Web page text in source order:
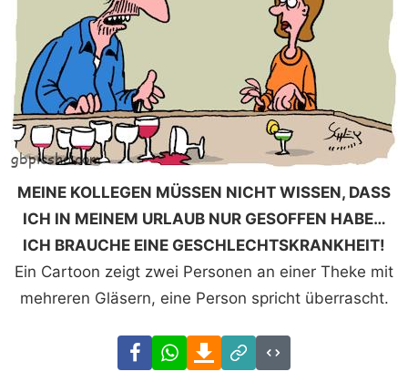
MEINE KOLLEGEN MÜSSEN NICHT WISSEN, DASS
ICH IN MEINEM URLAUB NUR GESOFFEN HABE…
ICH BRAUCHE EINE GESCHLECHTSKRANKHEIT!
Ein Cartoon zeigt zwei Personen an einer Theke mit
mehreren Gläsern, eine Person spricht überrascht.
FacebookWhatsAppDownload
Link
Code